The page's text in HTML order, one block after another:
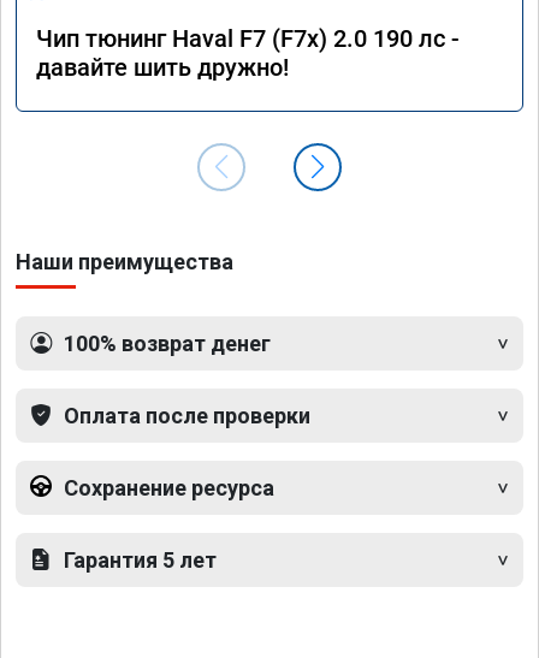
Чип тюнинг Haval F7 (F7x) 2.0 190 лс -
давайте шить дружно!
Наши преимущества
100% возврат денег
Оплата после проверки
Сохранение ресурса
Гарантия 5 лет